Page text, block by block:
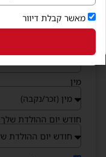
מייל
מין
חודש יום ההולדת שלך
מאשר קבלת דיוור